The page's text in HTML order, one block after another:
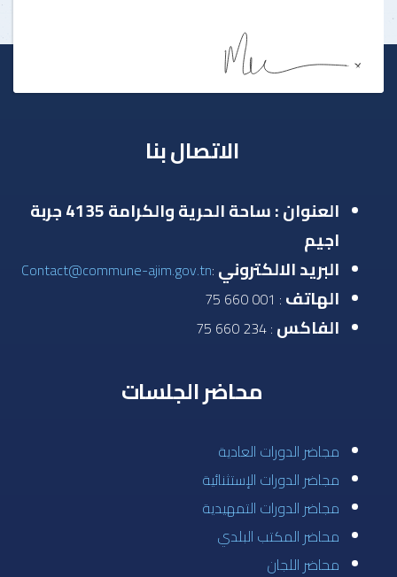
الاتصال بنا
العنوان : ساحة الحرية والكرامة 4135 جربة
اجيم
البريد الالكتروني :
Contact@commune-ajim.gov.tn
الهاتف : 001 660 75
الفاكس : 234 660 75
محاضر الجلسات
مجاضر الدورات العادية
مجاضر الدورات الإستثنائية
مجاضر الدورات التمهيدية
محاضر المكتب البلدي
محاضر اللجان